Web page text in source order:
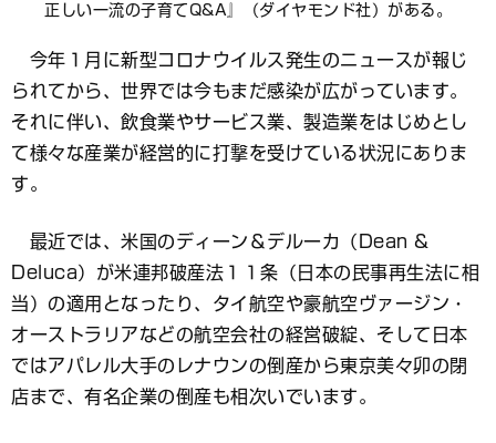
正しい一流の子育てQ&A』（ダイヤモンド社）がある。
今年１月に新型コロナウイルス発生のニュースが報じ
られてから、世界では今もまだ感染が広がっています。
それに伴い、飲食業やサービス業、製造業をはじめとし
て様々な産業が経営的に打撃を受けている状況にありま
す。
最近では、米国のディーン＆デルーカ（Dean &
Deluca）が米連邦破産法１１条（日本の民事再生法に相
当）の適用となったり、タイ航空や豪航空ヴァージン・
オーストラリアなどの航空会社の経営破綻、そして日本
ではアパレル大手のレナウンの倒産から東京美々卯の閉
店まで、有名企業の倒産も相次いでいます。